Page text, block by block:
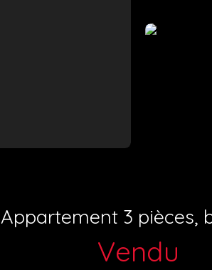
Appartement 3 pièces,
Vendu